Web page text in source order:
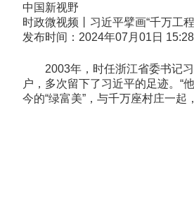
中国新视野
时政微视频丨习近平擘画“千万工
发布时间：2024年07月01日
2003年，时任浙江省委书记习
户，多次留下了习近平的足迹。“
今的“绿富美”，与千万座村庄一起